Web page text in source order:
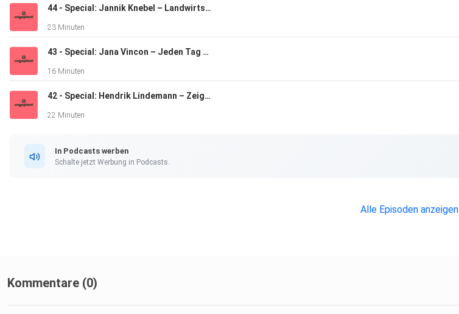
daran, dass echte Balance manchmal bedeutet, auch „nein“ zu
sagen. Lass dich inspirieren von einer außergewöhnlichen
44 - Special: Jannik Knebel – Landwirtschaft geht auch anders
23 Minuten
43 - Special: Jana Vincon – Jeden Tag ein anderer Alltag
16 Minuten
42 - Special: Hendrik Lindemann – Zeig´dich so, wie du bist
22 Minuten
In Podcasts werben
Schalte jetzt Werbung in Podcasts.
Alle Episoden anzeigen
Kommentare (0)